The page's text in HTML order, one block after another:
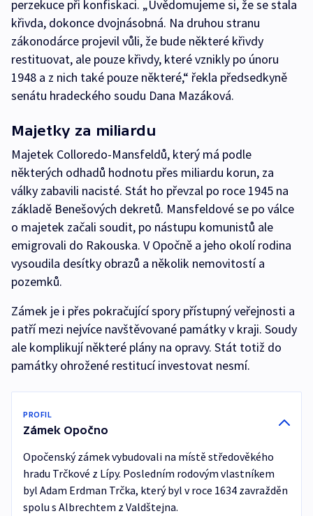
perzekuce při konfiskaci. „Uvědomujeme si, že se stala
křivda, dokonce dvojnásobná. Na druhou stranu
zákonodárce projevil vůli, že bude některé křivdy
restituovat, ale pouze křivdy, které vznikly po únoru
1948 a z nich také pouze některé,“ řekla předsedkyně
senátu hradeckého soudu Dana Mazáková.
Majetky za miliardu
Majetek Colloredo-Mansfeldů, který má podle
některých odhadů hodnotu přes miliardu korun, za
války zabavili nacisté. Stát ho převzal po roce 1945 na
základě Benešových dekretů. Mansfeldové se po válce
o majetek začali soudit, po nástupu komunistů ale
emigrovali do Rakouska. V Opočně a jeho okolí rodina
vysoudila desítky obrazů a několik nemovitostí a
pozemků.
Zámek je i přes pokračující spory přístupný veřejnosti a
patří mezi nejvíce navštěvované památky v kraji. Soudy
ale komplikují některé plány na opravy. Stát totiž do
památky ohrožené restitucí investovat nesmí.
PROFIL
Zámek Opočno
Opočenský zámek vybudovali na místě středověkého
hradu Trčkové z Lípy. Posledním rodovým vlastníkem
byl Adam Erdman Trčka, který byl v roce 1634 zavražděn
spolu s Albrechtem z Valdštejna.